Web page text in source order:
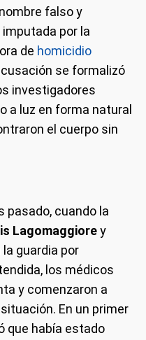
falso y
por la
de homicidio
se formalizó
investigadores
a luz en forma natural
el cuerpo sin
pasado, cuando la
Lagomaggiorey
guardia por
los médicos
y comenzaron a
En un primer
que había estado